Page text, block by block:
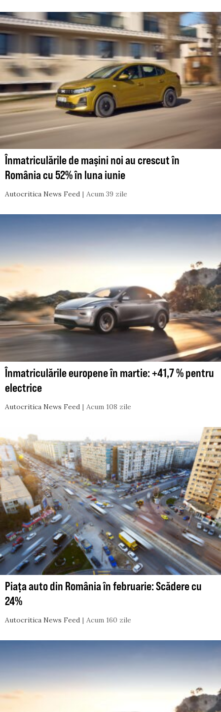
Înmatriculările de mașini noi au crescut în
România cu 52% în luna iunie
Autocritica News Feed Acum 39 zile
Înmatriculările europene în martie: +41,7 % pentru
electrice
Autocritica News Feed Acum 108 zile
Piața auto din România în februarie: Scădere cu
24%
Autocritica News Feed Acum 160 zile